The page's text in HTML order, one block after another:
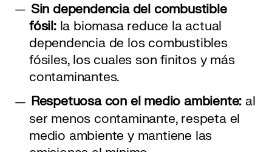
Sin dependencia del combustible
fósil:la biomasa reduce la actual
dependencia de los combustibles
fósiles, los cuales son finitos y más
contaminantes.
Respetuosa con el medio ambiente: al
ser menos contaminante, respeta el
medio ambiente y mantiene las